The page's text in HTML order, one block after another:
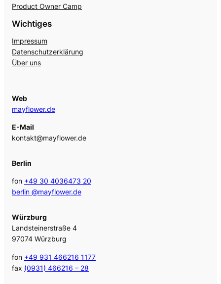
Product Owner Camp
Wichtiges
Impressum
Datenschutzerklärung
Über uns
Web
mayflower.de
E-Mail
kontakt@mayflower.de
Berlin
fon +49 30 4036473 20
berlin @mayflower.de
Würzburg
Landsteinerstraße 4
97074 Würzburg
fon +49 931 466216 1177
fax (0931) 466216 – 28